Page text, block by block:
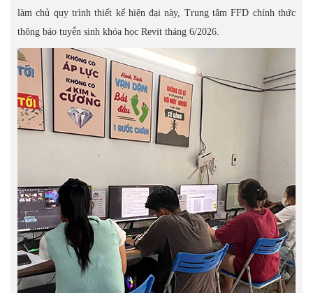
làm chủ quy trình thiết kế hiện đại này, Trung tâm FFD chính thức
thông báo tuyển sinh khóa học Revit tháng 6/2026.